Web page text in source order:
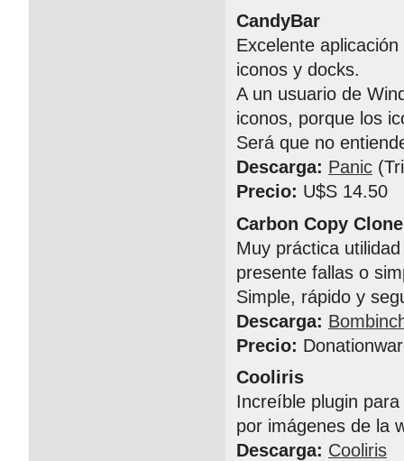
CandyBar
Excelente
iconos y docks.
A un usuario de
iconos, porque los
Será que no
Descarga: Panic
Precio: U$S 14.50
Carbon Copy
Muy práctica
presente fallas o
Simple, rápido y
Descarga:
Precio:
Cooliris
Increíble plugin
por imágenes de la
Descarga: Cooliris